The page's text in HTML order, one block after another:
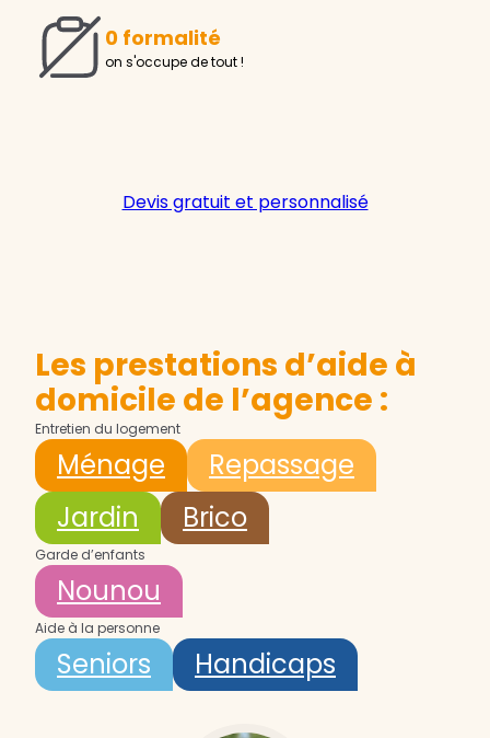
0 formalité
on s'occupe de tout !
Devis gratuit et personnalisé
Les prestations d’aide à
domicile de l’agence :
Entretien du logement
Ménage
Repassage
Jardin
Brico
Garde d’enfants
Nounou
Aide à la personne
Seniors Handicaps